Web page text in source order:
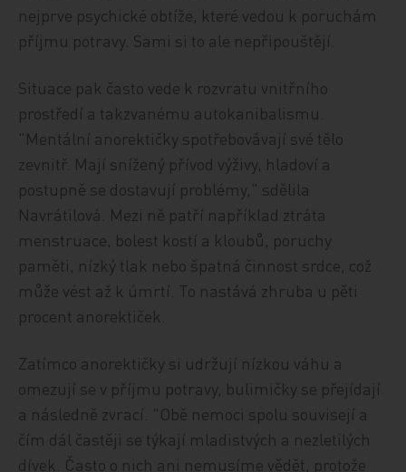
nejprve psychické obtíže, které vedou k poruchám
příjmu potravy. Sami si to ale nepřipouštějí.
Situace pak často vede k rozvratu vnitřního
prostředí a takzvanému autokanibalismu.
"Mentální anorektičky spotřebovávají své tělo
zevnitř. Mají snížený přívod výživy, hladoví a
postupně se dostavují problémy," sdělila
Navrátilová. Mezi ně patří například ztráta
menstruace, bolest kostí a kloubů, poruchy
paměti, nízký tlak nebo špatná činnost srdce, což
může vést až k úmrtí. To nastává zhruba u pěti
procent anorektiček.
Zatímco anorektičky si udržují nízkou váhu a
omezují se v příjmu potravy, bulimičky se přejídají
a následně zvrací. "Obě nemoci spolu souvisejí a
čím dál častěji se týkají mladistvých a nezletilých
dívek. Často o nich ani nemusíme vědět, protože